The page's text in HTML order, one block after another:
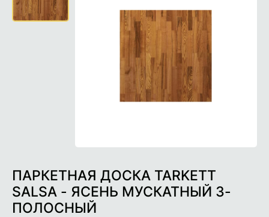
ПАРКЕТНАЯ ДОСКА TARKETT
SALSA - ЯСЕНЬ МУСКАТНЫЙ 3-
ПОЛОСНЫЙ